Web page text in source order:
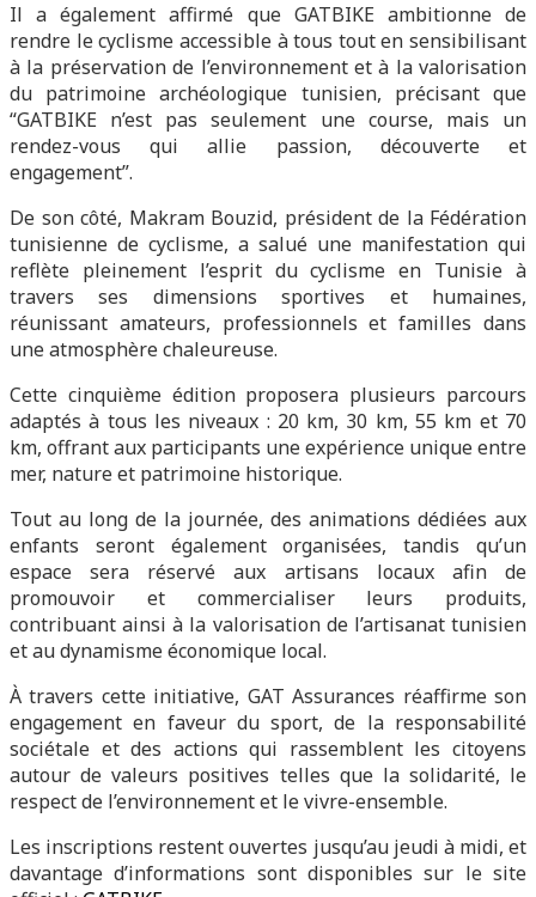
Il a également affirmé que GATBIKE ambitionne de
rendre le cyclisme accessible à tous tout en sensibilisant
à la préservation de l’environnement et à la valorisation
du patrimoine archéologique tunisien, précisant que
“GATBIKE n’est pas seulement une course, mais un
rendez-vous qui allie passion, découverte et
engagement”.
De son côté, Makram Bouzid, président de la Fédération
tunisienne de cyclisme, a salué une manifestation qui
reflète pleinement l’esprit du cyclisme en Tunisie à
travers ses dimensions sportives et humaines,
réunissant amateurs, professionnels et familles dans
une atmosphère chaleureuse.
Cette cinquième édition proposera plusieurs parcours
adaptés à tous les niveaux : 20 km, 30 km, 55 km et 70
km, offrant aux participants une expérience unique entre
mer, nature et patrimoine historique.
Tout au long de la journée, des animations dédiées aux
enfants seront également organisées, tandis qu’un
espace sera réservé aux artisans locaux afin de
promouvoir et commercialiser leurs produits,
contribuant ainsi à la valorisation de l’artisanat tunisien
et au dynamisme économique local.
À travers cette initiative, GAT Assurances réaffirme son
engagement en faveur du sport, de la responsabilité
sociétale et des actions qui rassemblent les citoyens
autour de valeurs positives telles que la solidarité, le
respect de l’environnement et le vivre-ensemble.
Les inscriptions restent ouvertes jusqu’au jeudi à midi, et
davantage d’informations sont disponibles sur le site